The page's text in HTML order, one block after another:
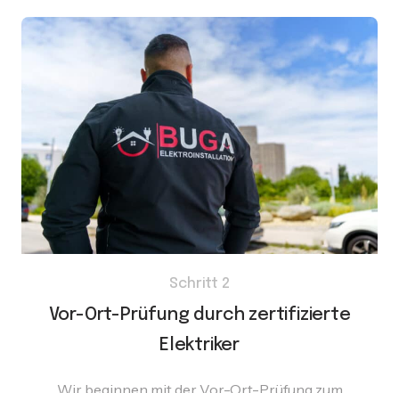
Schritt 2
Vor-Ort-Prüfung durch zertifizierte
Elektriker